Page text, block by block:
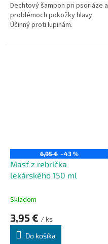
Dechtový šampon pri psoriáze a
problémoch pokožky hlavy.
Účinný proti lupinám.
6,95 € –43 %
Masť z rebríčka
lekárského 150 ml
Skladom
3,95 € / ks
Do košíka